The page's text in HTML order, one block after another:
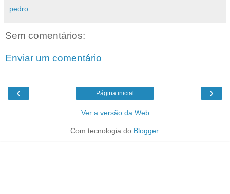
pedro
Sem comentários:
Enviar um comentário
‹ ›
Página inicial
Ver a versão da Web
Com tecnologia do Blogger.